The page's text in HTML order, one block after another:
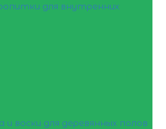
для внутренних
и воски для деревянных полов